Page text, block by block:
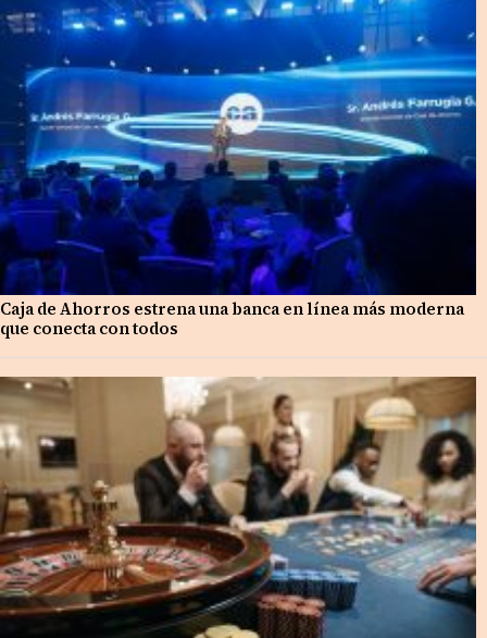
Caja de Ahorros estrena una banca en línea más moderna
que conecta con todos